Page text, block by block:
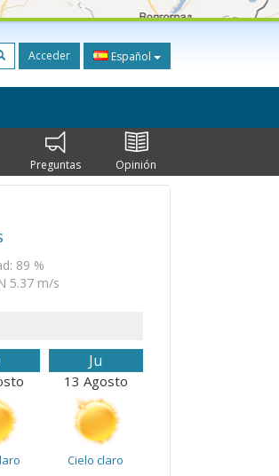
Acceder Español
Preguntas Opinión
89 %
5.37 m/s
Ju
13 Agosto
Cielo claro